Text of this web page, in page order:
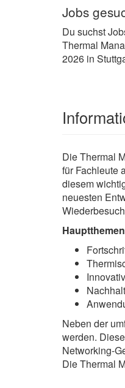
Jobs
Du suchst
Thermal
2026 in
Die Thermal
für Fachleute
diesem
neuesten
Neben der
werden.
Networking-
Die Thermal